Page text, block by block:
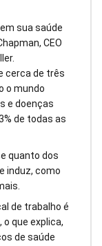
sua saúde
CEO
cerca de três
o mundo
e doenças
de todas as
quanto dos
induz, como
de trabalho é
que explica,
de saúde